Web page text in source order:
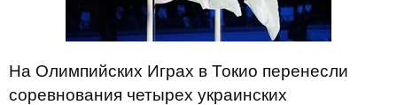
На Олимпийских Играх в Токио перенесли
соревнования четырех украинских